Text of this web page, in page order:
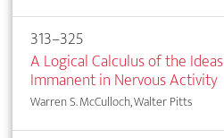
313–325
A Logical Calculus of the Ideas
Immanent in Nervous Activity
Warren S. McCulloch, Walter Pitts